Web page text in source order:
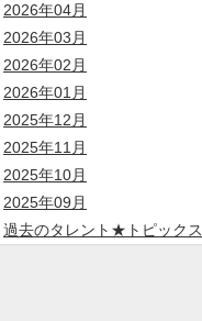
2026年04月
2026年03月
2026年02月
2026年01月
2025年12月
2025年11月
2025年10月
2025年09月
過去のタレント★トピックス